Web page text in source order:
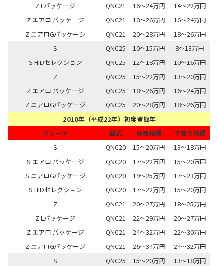
Z Lパッケージ QNC21 16～24万円
14～22万円
Z エアロ パッケージ
QNC21 18～26万円
16～24万円
Z エアロGパッケージ
QNC21 20～28万円
18～26万円
S
QNC25 10～15万円
8～13万円
S HIDセレクション
QNC25 12～18万円
10～16万円
Z
QNC25 15～22万円
13～20万円
Z エアロ パッケージ
QNC25 18～26万円
16～24万円
Z エアロGパッケージ
QNC25 20～28万円
18～26万円
2010年（平成22年）初度登録年
グレード
型式 買取相場
下取り相場
S
QNC20 15～20万円
13～18万円
S エアロ パッケージ
QNC20 17～22万円
15～20万円
S エアロGパッケージ
QNC20 19～25万円
17～23万円
S HIDセレクション
QNC20 17～22万円
15～20万円
Z
QNC21 20～27万円
18～25万円
Z Lパッケージ
QNC21 22～29万円
20～27万円
Z エアロ パッケージ
QNC21 24～32万円
22～30万円
Z エアロGパッケージ
QNC21 26～34万円
24～32万円
S
QNC25 15～20万円
13～18万円